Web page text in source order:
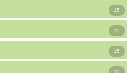
15
15
15
10